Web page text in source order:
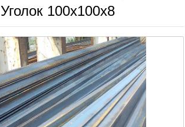
Уголок 100х100х8